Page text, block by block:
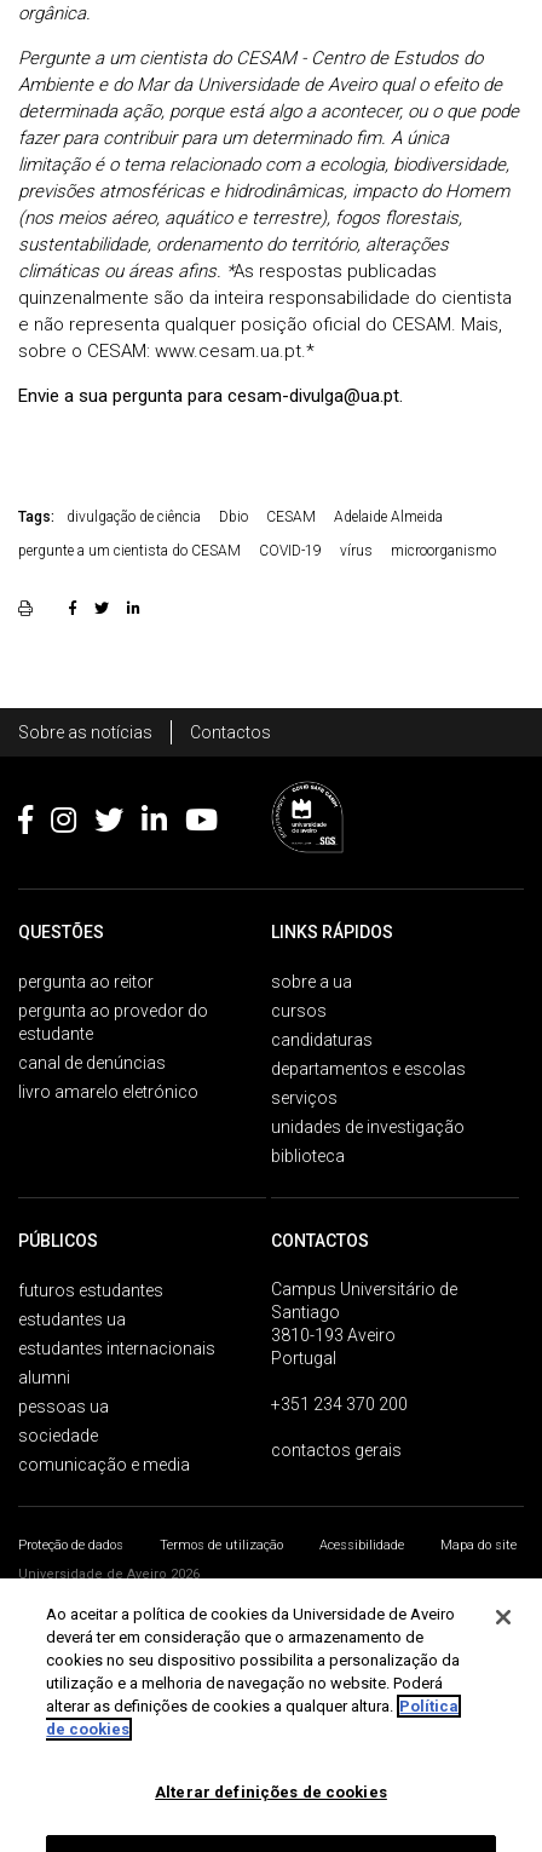
orgânica.
Pergunte a um cientista do CESAM - Centro de Estudos do
Ambiente e do Mar da Universidade de Aveiro qual o efeito de
determinada ação, porque está algo a acontecer, ou o que pode
fazer para contribuir para um determinado fim. A única
limitação é o tema relacionado com a ecologia, biodiversidade,
previsões atmosféricas e hidrodinâmicas, impacto do Homem
(nos meios aéreo, aquático e terrestre), fogos florestais,
sustentabilidade, ordenamento do território, alterações
climáticas ou áreas afins. *As respostas publicadas
quinzenalmente são da inteira responsabilidade do cientista
e não representa qualquer posição oficial do CESAM. Mais,
sobre o CESAM: www.cesam.ua.pt.*
Envie a sua pergunta para cesam-divulga@ua.pt.
Tags: divulgação de ciência Dbio CESAM
Adelaide Almeida
pergunte a um cientista do CESAM
COVID-19 vírus microorganismo
Footer
Sobre as notícias Contactos
QUESTÕES
pergunta ao reitor
pergunta ao provedor do
estudante
canal de denúncias
livro amarelo eletrónico
LINKS RÁPIDOS
sobre a ua
cursos
candidaturas
departamentos e escolas
serviços
unidades de investigação
biblioteca
PÚBLICOS
futuros estudantes
estudantes ua
estudantes internacionais
alumni
pessoas ua
sociedade
comunicação e media
CONTACTOS
Campus Universitário de
Santiago
3810-193 Aveiro
Portugal
+351 234 370 200
contactos gerais
Proteção de dados Termos de utilização Acessibilidade
Mapa do site
Universidade de Aveiro 2026
Ao aceitar a política de cookies da Universidade de Aveiro
deverá ter em consideração que o armazenamento de
cookies no seu dispositivo possibilita a personalização da
utilização e a melhoria de navegação no website. Poderá
alterar as definições de cookies a qualquer altura. Política
de cookies
Alterar definições de cookies